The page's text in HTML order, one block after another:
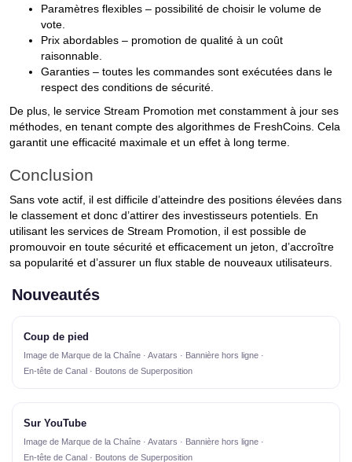
Paramètres flexibles – possibilité de choisir le volume de
vote.
Prix abordables – promotion de qualité à un coût
raisonnable.
Garanties – toutes les commandes sont exécutées dans le
respect des conditions de sécurité.
De plus, le service Stream Promotion met constamment à jour ses
méthodes, en tenant compte des algorithmes de FreshCoins. Cela
garantit une efficacité maximale et un effet à long terme.
Conclusion
Sans vote actif, il est difficile d’atteindre des positions élevées dans
le classement et donc d’attirer des investisseurs potentiels. En
utilisant les services de Stream Promotion, il est possible de
promouvoir en toute sécurité et efficacement un jeton, d’accroître
sa popularité et d’assurer un flux stable de nouveaux utilisateurs.
Nouveautés
Coup de pied
Image de Marque de la Chaîne · Avatars · Bannière hors ligne ·
En-tête de Canal · Boutons de Superposition
Sur YouTube
Image de Marque de la Chaîne · Avatars · Bannière hors ligne ·
En-tête de Canal · Boutons de Superposition